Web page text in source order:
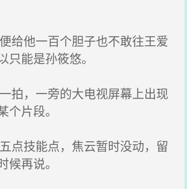
给他一百个胆子也不敢往王爱
只能是孙筱悠。
拍，一旁的大电视屏幕上出现
个片段。
点技能点，焦云暂时没动，留
候再说。